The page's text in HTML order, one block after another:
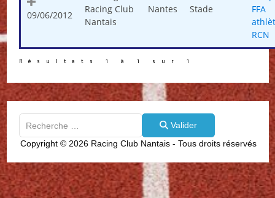
Résultats 1 à 1 sur 1
09/06/2012
Racing Club
Nantais
Nantes Stade
FFA
RCN
Type 2 or more characters for results.
Valider
Copyright © 2026 Racing Club Nantais - Tous droits réservés